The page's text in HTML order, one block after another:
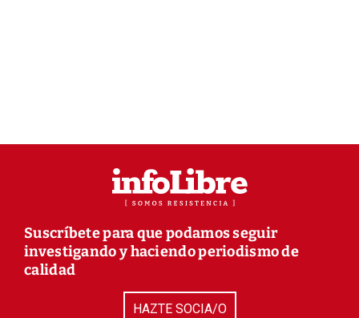
Suscríbete para que podamos seguir
investigando y haciendo periodismo de
calidad
HAZTE SOCIA/O